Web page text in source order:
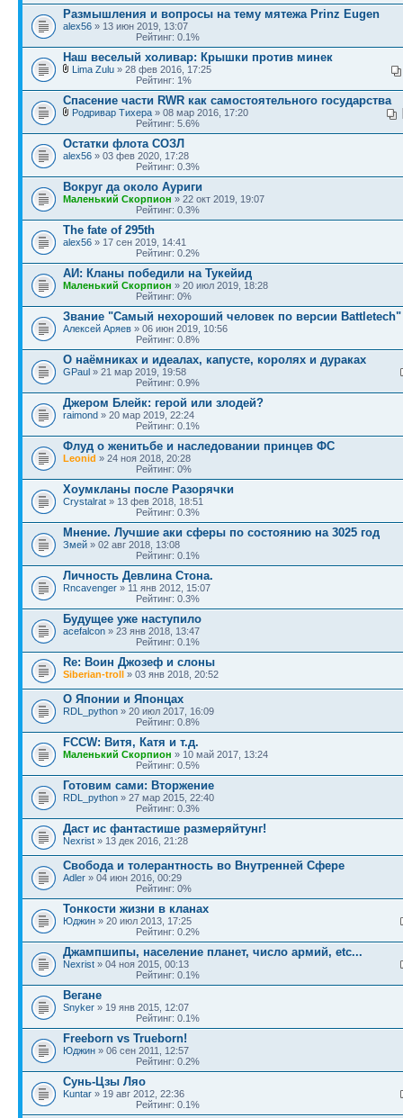
Размышления и вопросы на тему мятежа Prinz Eugen
alex56 » 13 июн 2019, 13:07
Рейтинг: 0.1%
Наш веселый холивар: Крышки против минек
Lima Zulu » 28 фев 2016, 17:25
Рейтинг: 1%
Спасение части RWR как самостоятельного государства
Родривар Тихера » 08 мар 2016, 17:20
Рейтинг: 5.6%
Остатки флота СОЗЛ
alex56 » 03 фев 2020, 17:28
Рейтинг: 0.3%
Вокруг да около Ауриги
Маленький Скорпион » 22 окт 2019, 19:07
Рейтинг: 0.3%
The fate of 295th
alex56 » 17 сен 2019, 14:41
Рейтинг: 0.2%
АИ: Кланы победили на Тукейид
Маленький Скорпион » 20 июл 2019, 18:28
Рейтинг: 0%
Звание "Самый нехороший человек по версии Battletech"
Алексей Аряев » 06 июн 2019, 10:56
Рейтинг: 0.8%
О наёмниках и идеалах, капусте, королях и дураках
GPaul » 21 мар 2019, 19:58
Рейтинг: 0.9%
Джером Блейк: герой или злодей?
raimond » 20 мар 2019, 22:24
Рейтинг: 0.1%
Флуд о женитьбе и наследовании принцев ФС
Leonid » 24 ноя 2018, 20:28
Рейтинг: 0%
Хоумкланы после Разорячки
Crystalrat » 13 фев 2018, 18:51
Рейтинг: 0.3%
Мнение. Лучшие аки сферы по состоянию на 3025 год
Змей » 02 авг 2018, 13:08
Рейтинг: 0.1%
Личность Девлина Стона.
Rncavenger » 11 янв 2012, 15:07
Рейтинг: 0.3%
Будущее уже наступило
acefalcon » 23 янв 2018, 13:47
Рейтинг: 0.1%
Re: Воин Джозеф и слоны
Siberian-troll » 03 янв 2018, 20:52
О Японии и Японцах
RDL_python » 20 июл 2017, 16:09
Рейтинг: 0.8%
FCCW: Витя, Катя и т.д.
Маленький Скорпион » 10 май 2017, 13:24
Рейтинг: 0.5%
Готовим сами: Вторжение
RDL_python » 27 мар 2015, 22:40
Рейтинг: 0.3%
Даст ис фантастише размеряйтунг!
Nexrist » 13 дек 2016, 21:28
Свобода и толерантность во Внутренней Сфере
Adler » 04 июн 2016, 00:29
Рейтинг: 0%
Тонкости жизни в кланах
Юджин » 20 июл 2013, 17:25
Рейтинг: 0.2%
Джампшипы, население планет, число армий, etc...
Nexrist » 04 ноя 2015, 00:13
Рейтинг: 0.1%
Вегане
Snyker » 19 янв 2015, 12:07
Рейтинг: 0.1%
Freeborn vs Trueborn!
Юджин » 06 сен 2011, 12:57
Рейтинг: 0.2%
Сунь-Цзы Ляо
Kuntar » 19 авг 2012, 22:36
Рейтинг: 0.1%